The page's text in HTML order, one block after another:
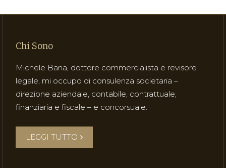
Chi Sono
Michele Bana, dottore commercialista e revisore
legale, mi occupo di consulenza societaria –
direzione aziendale, contabile, contrattuale,
finanziaria e fiscale – e concorsuale.
LEGGI TUTTO